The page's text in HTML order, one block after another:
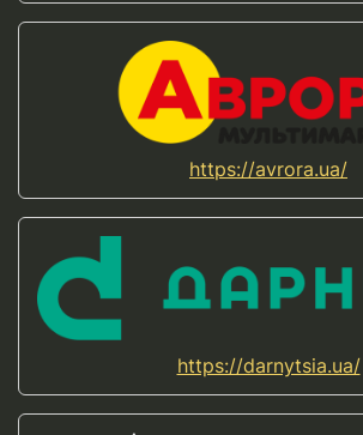
https://avrora.ua/
https://darnytsia.ua/